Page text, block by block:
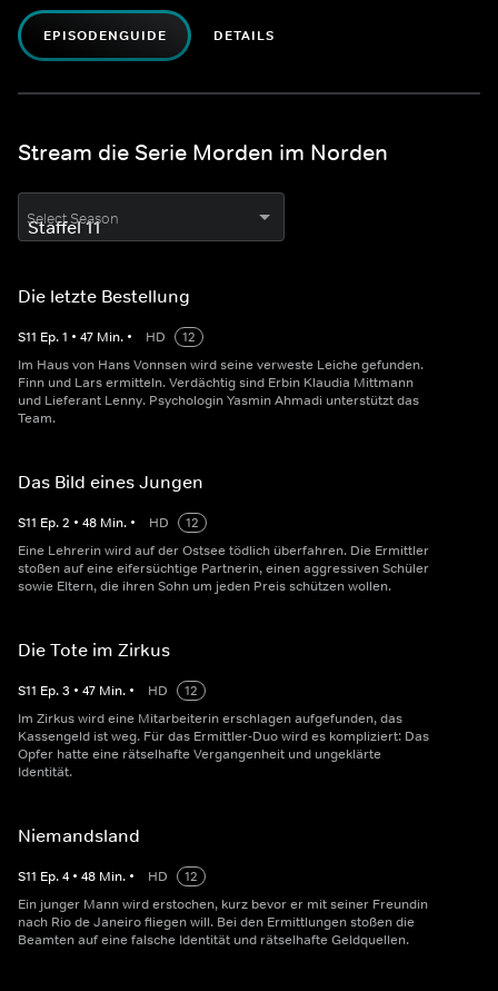
EPISODENGUIDE DETAILS
Stream die Serie Morden im Norden
Select Season
Die letzte Bestellung
S11 Ep.1 • 47 Min. • HD
12
Im Haus von Hans Vonnsen wird seine verweste Leiche gefunden.
Finn und Lars ermitteln. Verdächtig sind Erbin Klaudia Mittmann
und Lieferant Lenny. Psychologin Yasmin Ahmadi unterstützt das
Team.
Das Bild eines Jungen
S11 Ep.2 • 48 Min. • HD
12
Eine Lehrerin wird auf der Ostsee tödlich überfahren. Die Ermittler
stoßen auf eine eifersüchtige Partnerin, einen aggressiven Schüler
sowie Eltern, die ihren Sohn um jeden Preis schützen wollen.
Die Tote im Zirkus
S11 Ep.3 • 47 Min. • HD
12
Im Zirkus wird eine Mitarbeiterin erschlagen aufgefunden, das
Kassengeld ist weg. Für das Ermittler-Duo wird es kompliziert: Das
Opfer hatte eine rätselhafte Vergangenheit und ungeklärte
Identität.
Niemandsland
S11 Ep.4 • 48 Min. • HD
12
Ein junger Mann wird erstochen, kurz bevor er mit seiner Freundin
nach Rio de Janeiro fliegen will. Bei den Ermittlungen stoßen die
Beamten auf eine falsche Identität und rätselhafte Geldquellen.